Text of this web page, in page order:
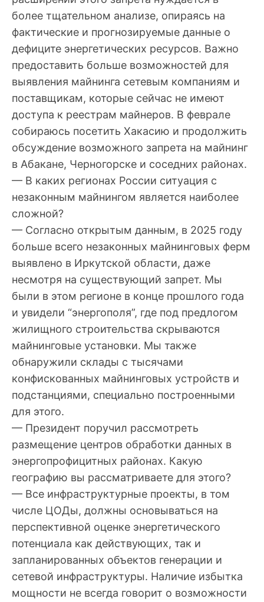
более тщательном анализе, опираясь на
фактические и прогнозируемые данные о
дефиците энергетических ресурсов. Важно
предоставить больше возможностей для
выявления майнинга сетевым компаниям и
поставщикам, которые сейчас не имеют
доступа к реестрам майнеров. В феврале
собираюсь посетить Хакасию и продолжить
обсуждение возможного запрета на майнинг
в Абакане, Черногорске и соседних районах.
— В каких регионах России ситуация с
незаконным майнингом является наиболее
сложной?
— Согласно открытым данным, в 2025 году
больше всего незаконных майнинговых ферм
выявлено в Иркутской области, даже
несмотря на существующий запрет. Мы
были в этом регионе в конце прошлого года
и увидели “энергополя”, где под предлогом
жилищного строительства скрываются
майнинговые установки. Мы также
обнаружили склады с тысячами
конфискованных майнинговых устройств и
подстанциями, специально построенными
для этого.
— Президент поручил рассмотреть
размещение центров обработки данных в
энергопрофицитных районах. Какую
географию вы рассматриваете для этого?
— Все инфраструктурные проекты, в том
числе ЦОДы, должны основываться на
перспективной оценке энергетического
потенциала как действующих, так и
запланированных объектов генерации и
сетевой инфраструктуры. Наличие избытка
мощности не всегда говорит о возможности